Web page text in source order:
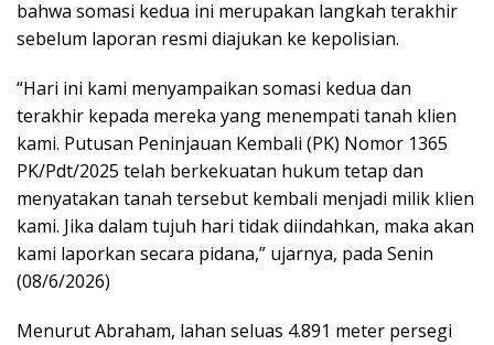
bahwa somasi kedua ini merupakan langkah terakhir
sebelum laporan resmi diajukan ke kepolisian.
“Hari ini kami menyampaikan somasi kedua dan
terakhir kepada mereka yang menempati tanah klien
kami. Putusan Peninjauan Kembali (PK) Nomor 1365
PK/Pdt/2025 telah berkekuatan hukum tetap dan
menyatakan tanah tersebut kembali menjadi milik klien
kami. Jika dalam tujuh hari tidak diindahkan, maka akan
kami laporkan secara pidana,” ujarnya, pada Senin
(08/6/2026)
Menurut Abraham, lahan seluas 4.891 meter persegi